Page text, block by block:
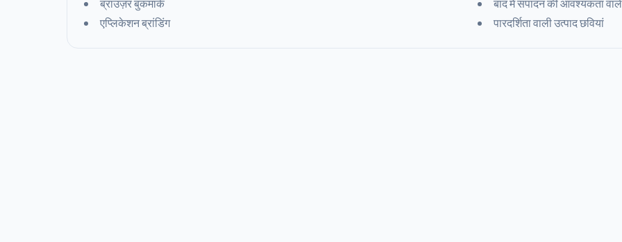
ब्राउज़र बुकमार्क
एप्लिकेशन ब्रांडिंग
बाद में संपादन की आवश्यकता
पारदर्शिता वाली उत्पाद छवियां